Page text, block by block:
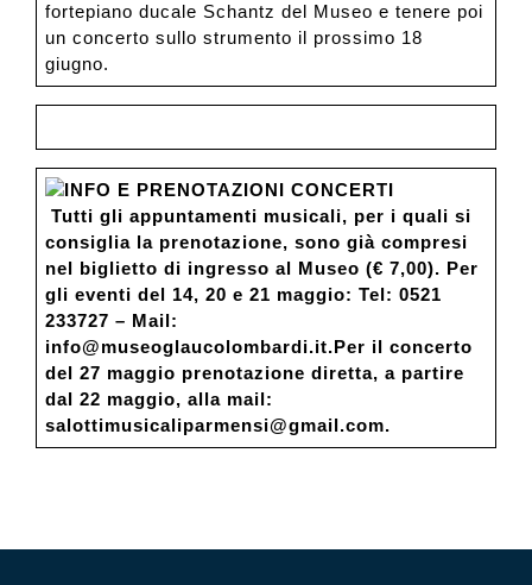
fortepiano ducale Schantz del Museo e tenere poi
un concerto sullo strumento il prossimo 18
giugno.
INFO E PRENOTAZIONI CONCERTI
Tutti gli appuntamenti musicali, per i quali si
consiglia la prenotazione, sono già compresi
nel biglietto di ingresso al Museo (€ 7,00). Per
gli eventi del 14, 20 e 21 maggio: Tel: 0521
233727 – Mail:
info@museoglaucolombardi.it.Per il concerto
del 27 maggio prenotazione diretta, a partire
dal 22 maggio, alla mail:
salottimusicaliparmensi@gmail.com.